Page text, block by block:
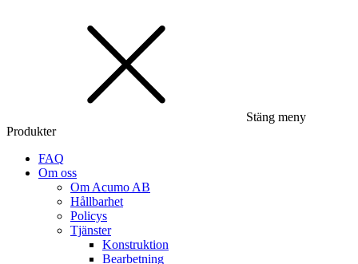
Stäng meny
Produkter
FAQ
Om oss
Om Acumo AB
Hållbarhet
Policys
Tjänster
Konstruktion
Bearbetning